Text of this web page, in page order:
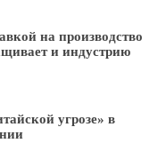
на производство
и индустрию
угрозе» в